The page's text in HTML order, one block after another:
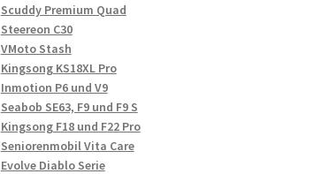
Scuddy Premium Quad
Steereon C30
VMoto Stash
Kingsong KS18XL Pro
Inmotion P6 und V9
Seabob SE63, F9 und F9 S
Kingsong F18 und F22 Pro
Seniorenmobil Vita Care
Evolve Diablo Serie